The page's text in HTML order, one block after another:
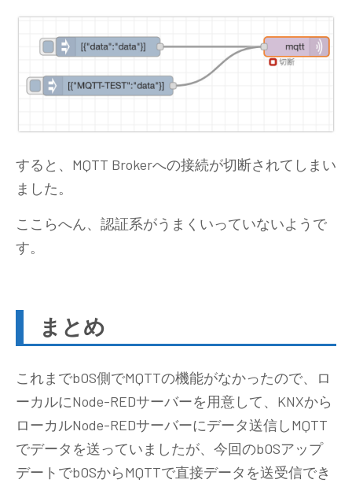
すると、MQTT Brokerへの接続が切断されてしまい
ました。
ここらへん、認証系がうまくいっていないようで
す。
まとめ
これまでbOS側でMQTTの機能がなかったので、ロ
ーカルにNode-REDサーバーを用意して、KNXから
ローカルNode-REDサーバーにデータ送信しMQTT
でデータを送っていましたが、今回のbOSアップ
デートでbOSからMQTTで直接データを送受信でき